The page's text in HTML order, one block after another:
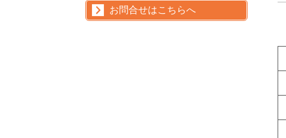
お問合せはこちらへ